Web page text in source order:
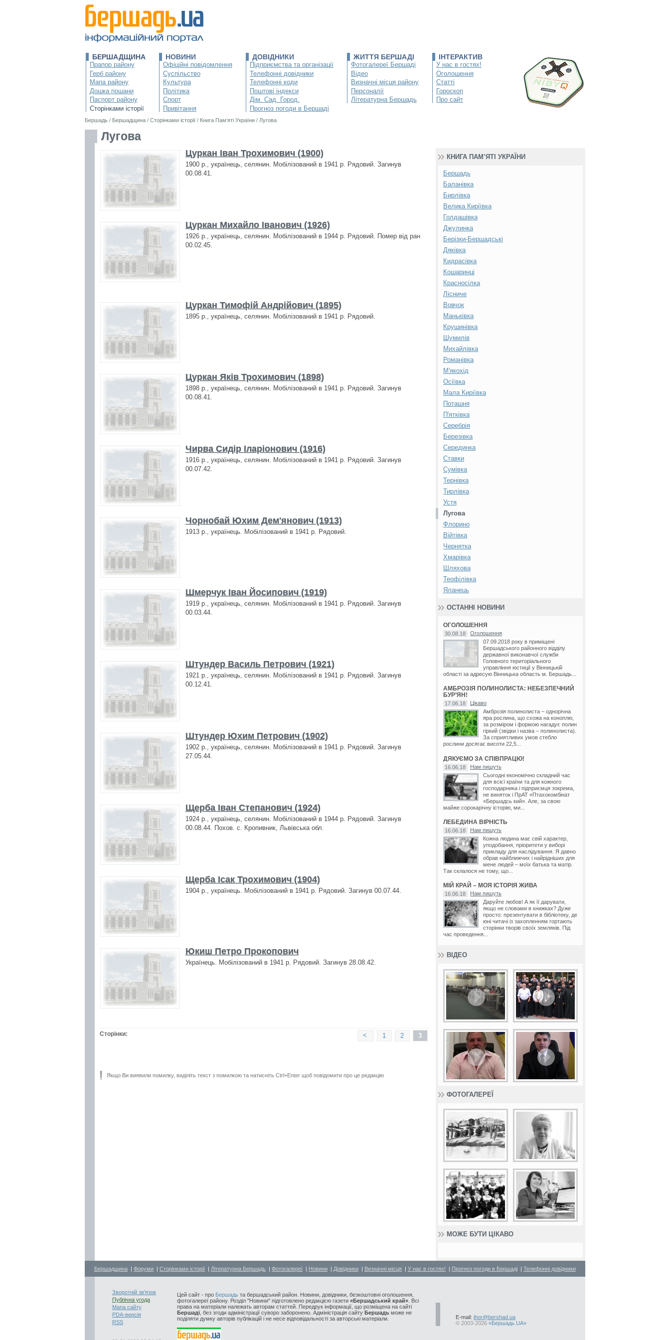
БЕРШАДЩИНА
Прапор району
Герб району
Мапа району
Дошка пошани
Паспорт району
Сторінками історії
НОВИНИ
Офіційні повідомлення
Суспільство
Культура
Політика
Спорт
Привітання
ДОВІДНИКИ
Підприємства та організації
Телефонні довідники
Телефонні коди
Поштові індекси
Дім. Сад. Город.
Прогноз погоди в Бершаді
ЖИТТЯ БЕРШАДІ
Фотогалереї Бершаді
Відео
Визначні місця району
Персоналії
Літературна Бершадь
ІНТЕРАКТИВ
У нас в гостях!
Оголошення
Статті
Гороскоп
Про сайт
Бершадь / Бершадщина / Сторінками історії / Книга Пам’яті України / Лугова
Лугова
Цуркан Іван Трохимович (1900)
1900 р., українець, селянин. Мобілізований в 1941 р. Рядовий. Загинув
00.08.41.
Цуркан Михайло Іванович (1926)
1926 р., українець, селянин. Мобілізований в 1944 р. Рядовий. Помер від ран
00.02.45.
Цуркан Тимофій Андрійович (1895)
1895 р., українець, селянин. Мобілізований в 1941 р. Рядовий.
Цуркан Яків Трохимович (1898)
1898 р., українець, селянин. Мобілізований в 1941 р. Рядовий. Загинув
00.08.41.
Чирва Сидір Іларіонович (1916)
1916 р., українець, селянин. Мобілізований в 1941 р. Рядовий. Загинув
00.07.42.
Чорнобай Юхим Дем'янович (1913)
1913 р., українець. Мобілізований в 1941 р. Рядовий.
Шмерчук Іван Йосипович (1919)
1919 р., українець, селянин. Мобілізований в 1941 р. Рядовий. Загинув
00.03.44.
Штундер Василь Петрович (1921)
1921 р., українець, селянин. Мобілізований в 1941 р. Рядовий. Загинув
00.12.41.
Штундер Юхим Петрович (1902)
1902 р., українець, селянин. Мобілізований в 1941 р. Рядовий. Загинув
27.05.44.
Щерба Іван Степанович (1924)
1924 р., українець, селянин. Мобілізований в 1944 р. Рядовий. Загинув
00.08.44. Похов. с. Кропивник, Львівська обл.
Щерба Ісак Трохимович (1904)
1904 р., українець. Мобілізований в 1941 р. Рядовий. Загинув 00.07.44.
Юкиш Петро Прокопович
Українець. Мобілізований в 1941 р. Рядовий. Загинув 28.08.42.
Сторінки: 3
2
1
<
Якщо Ви виявили помилку, виділіть текст з помилкою та натисніть Ctrl+Enter щоб повідомити про це редакцію
КНИГА ПАМ’ЯТІ УКРАЇНИ
Бершадь
Баланівка
Бирлівка
Велика Киріївка
Голдашівка
Джулинка
Берізки-Бершадські
Дяківка
Кидрасівка
Кошаринці
Красносілка
Лісниче
Вовчок
Маньківка
Крушинівка
Шумилів
Михайлівка
Романівка
М'якохід
Осіївка
Мала Киріївка
Поташня
П'ятківка
Серебрія
Березівка
Серединка
Ставки
Сумівка
Тернівка
Тирлівка
Устя
Лугова
Флорино
Війтівка
Чернятка
Хмарівка
Шляхова
Теофілівка
Яланець
ОСТАННІ НОВИНИ
ОГОЛОШЕННЯ
30.08.18
Оголошення
07.09.2018 року в приміщені
Бершадського районного відділу
державної виконавчої служби
Головного територіального
управління юстиції у Вінницькій
області за адресую Вінницька область м. Бершадь...
АМБРОЗІЯ ПОЛИНОЛИСТА: НЕБЕЗПЕЧНИЙ
БУР’ЯН!
17.06.18
Цікаво
Амброзія полинолиста – однорічна
яра рослина, що схожа на коноплю,
за розміром і формою нагадує полин
гіркий (звідки і назва – полинолиста).
За сприятливих умов стебло
рослини досягає висоти 22,5...
ДЯКУЄМО ЗА СПІВПРАЦЮ!
16.06.18
Нам пишуть
Сьогодні економічно складний час
для всієї країни та для кожного
господарника і підприємця зокрема,
не виняток і ПрАТ «Птахокомбінат
«Бершадсь кий». Але, за свою
майже сорокарічну історію, ми...
ЛЕБЕДИНА ВІРНІСТЬ
16.06.18
Нам пишуть
Кожна людина має свій характер,
уподобання, пріоритети у виборі
прикладу для наслідування. Я давно
обрав найближчих і найрідніших для
мене людей – моїх батька та матір.
Так склалося не тому, що...
МІЙ КРАЙ – МОЯ ІСТОРІЯ ЖИВА
16.06.18
Нам пишуть
Даруйте любов! А як її дарувати,
якщо не словами в книжках? Дуже
просто: презентувати в бібліотеку, де
юні читачі із захопленням гортають
сторінки творів своїх земляків. Під
час проведення...
ВІДЕО
ФОТОГАЛЕРЕЇ
МОЖЕ БУТИ ЦІКАВО
Бершадщина | Форуми | Сторінками історії | Літературна Бершадь | Фотогалереї | Новини | Довідники | Визначні місця | У нас в гостях! | Прогноз погоди в Бершаді | Телефонні довідники
Зворотній зв'язок
Публічна угода
Мапа сайту
PDA-версія
RSS
Цей сайт - про Бершадь та бершадський район. Новини, довідники, безкоштовні оголошення,
фотогалереї району. Розділ "Новини" підготовлено редакцією газети «Бершадський край» . Всі
права на матеріали належать авторам статтей. Передрук інформації, що розміщена на сайті
Бершаді , без згоди адміністрації суворо заборонено. Адміністрація сайту Бершадь може не
поділяти думку авторів публікацій і не несе відповідальності за авторські матеріали.
E-mail: ihor@bershad.ua
© 2003-2026 «Бершадь.UA»